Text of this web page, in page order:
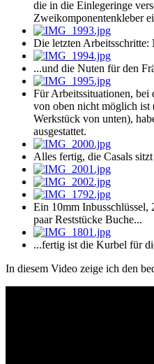
die in die Einlegeringe
Zweikomponentenkleber
Die letzten Arbeitsschritte:
...und die Nuten für den
Für Arbeitssituationen, bei
von oben nicht möglich ist
Werkstück von unten),
ausgestattet.
Alles fertig, die Casals
Ein 10mm Inbusschlüssel,
paar Reststücke Buche...
...fertig ist die Kurbel für
In diesem Video zeige ich den